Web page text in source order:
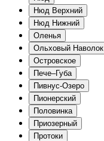
Нюд Верхний
Нюд Нижний
Оленья
Ольховый Наволок
Островское
Пече–Губа
Пивнус-Озеро
Пионерский
Половинка
Приозерный
Протоки